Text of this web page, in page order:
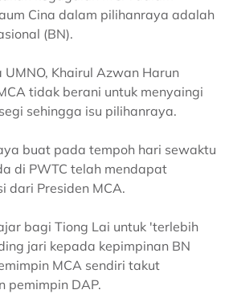
Cina dalam pilihanraya adalah
(BN).
UMNO, Khairul Azwan Harun
tidak berani untuk menyaingi
sehingga isu pilihanraya.
buat pada tempoh hari sewaktu
di PWTC telah mendapat
dari Presiden MCA.
bagi Tiong Lai untuk 'terlebih
jari kepada kepimpinan BN
MCA sendiri takut
pemimpin DAP.